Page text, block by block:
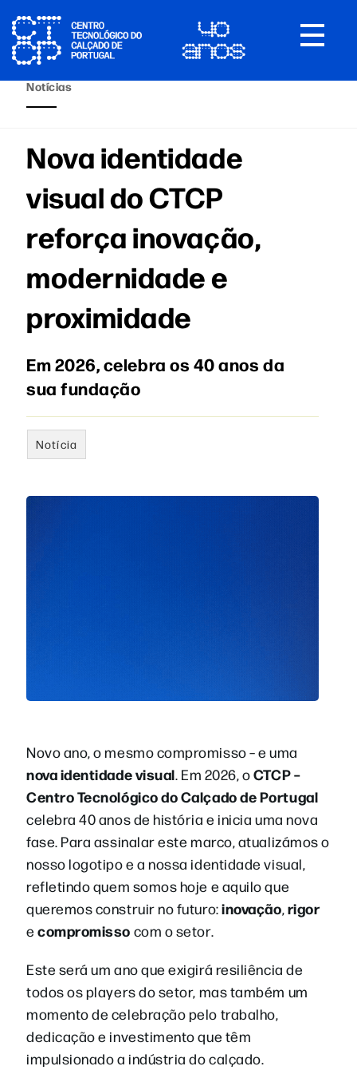
Toggle
Notícias
Nova identidade
visual do CTCP
reforça inovação,
modernidade e
proximidade
Em 2026, celebra os 40 anos da
sua fundação
Notícia
Novo ano, o mesmo compromisso – e uma
nova identidade visual. Em 2026, oCTCP –
Centro Tecnológico do Calçado de Portugal
celebra 40 anos de história e inicia uma nova
fase. Para assinalar este marco, atualizámos o
nosso logotipo e a nossa identidade visual,
refletindo quem somos hoje e aquilo que
queremos construir no futuro:inovação,rigor
ecompromisso com o setor.
Este será um ano que exigirá resiliência de
todos os players do setor, mas também um
momento de celebração pelo trabalho,
dedicação e investimento que têm
impulsionado a indústria do calçado.